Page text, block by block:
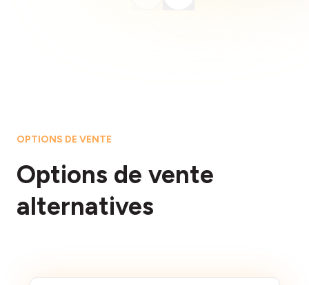
OPTIONS DE VENTE
Options de vente
alternatives